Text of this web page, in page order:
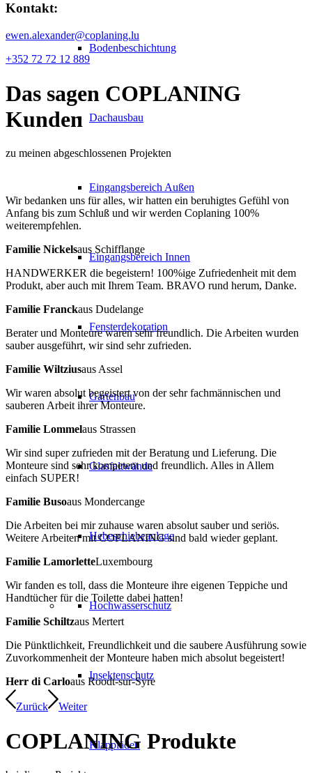
Bodenbeschichtung
Dachausbau
Eingangsbereich Außen
Eingangsbereich Innen
Fensterdekoration
Gartenbau
Glasfaltwände
Hebeschiebeanlage
Hochwasserschutz
Insektenschutz
Klappläden
Kontakt:
ewen.alexander@coplaning.lu
+352 72 72 12 889
Das sagen COPLANING
Kunden
zu meinen abgeschlossenen Projekten
Wir bedanken uns für alles, wir hatten ein beruhigtes Gefühl von
Anfang bis zum Schluß und wir werden Coplaning 100%
weiterempfehlen.
Familie Nickelsaus Schifflange
HANDWERKER die begeistern! 100%ige Zufriedenheit mit dem
Produkt, aber auch mit Ihrem Team. BRAVO rund herum, Danke.
Familie Franckaus Dudelange
Berater und Monteure waren sehr freundlich. Die Arbeiten wurden
sauber ausgeführt, wir sind sehr zufrieden.
Familie Wiltziusaus Assel
Wir waren absolut begeistert von der sehr fachmännischen und
sauberen Arbeit ihrer Monteure.
Familie Lommelaus Strassen
Wir sind super zufrieden mit der Beratung und Lieferung. Die
Monteure sind sehr kompetent und freundlich. Alles in Allem
einfach SUPER!
Familie Busoaus Mondercange
Die Arbeiten bei mir zuhause waren absolut sauber und seriös.
Weitere Arbeiten mit COPLANING sind bald wieder geplant.
Familie LamorletteLuxembourg
Wir fanden es toll, dass die Monteure ihre eigenen Teppiche und
Handtücher für die Toilette dabei hatten!
Familie Schiltzaus Mertert
Die Pünktlichkeit, Freundlichkeit und die saubere Ausführung sowie
Zuvorkommenheit der Monteure haben mich absolut begeistert!
Herr di Carloaus Roodt-sur-Syre
Zurück Weiter
COPLANING Produkte